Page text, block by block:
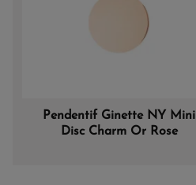
Pendentif Ginette NY Mini
Disc Charm Or Rose